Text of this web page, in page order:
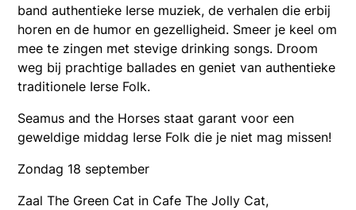
band authentieke Ierse muziek, de verhalen die erbij
horen en de humor en gezelligheid. Smeer je keel om
mee te zingen met stevige drinking songs. Droom
weg bij prachtige ballades en geniet van authentieke
traditionele Ierse Folk.
Seamus and the Horses staat garant voor een
geweldige middag Ierse Folk die je niet mag missen!
Zondag 18 september
Zaal The Green Cat in Cafe The Jolly Cat,